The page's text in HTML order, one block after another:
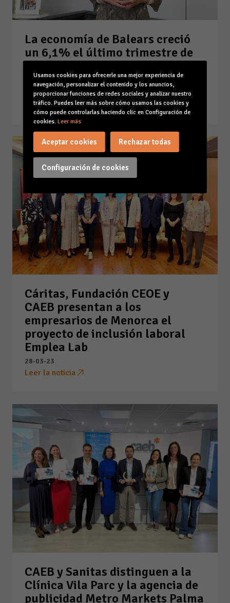
La economía de Balears creció
un 6,1% el último trimestre de
2022, lo que no evitó que siga a
-4,2% del nivel prepandemia
30-03-23
Leer la noticia
Cáritas, Fundación CEOE y
CAEB presentan a los
empresarios de Menorca el
proyecto de inclusión laboral
Emplea Lab
28-03-23
Leer la noticia
CAEB y Sanitas distinguen a la
Clínica Vila Parc y la agencia de
publicidad Metro Markets Palma
Usamos cookies para ofrecerle una mejor experiencia de
navegación, personalizar el contenido y los anuncios,
proporcionar funciones de redes sociales y analizar nuestro
tráfico. Puedes leer más sobre cómo usamos las cookies y
cómo puede controlarlas haciendo clic en Configuración de
cookies. Leer más
Configuración de cookies
Aceptar cookies Rechazar todas